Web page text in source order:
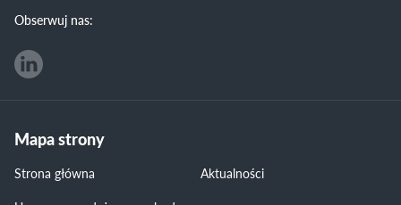
Obserwuj nas:
Mapa strony
Strona główna
Aktualności